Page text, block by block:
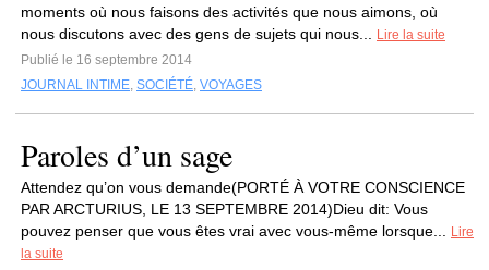
moments où nous faisons des activités que nous aimons, où
nous discutons avec des gens de sujets qui nous...
Lire la suite
Publié le 16 septembre 2014
JOURNAL INTIME, SOCIÉTÉ, VOYAGES
Paroles d’un sage
Attendez qu’on vous demande(PORTÉ À VOTRE CONSCIENCE
PAR ARCTURIUS, LE 13 SEPTEMBRE 2014)Dieu dit: Vous
pouvez penser que vous êtes vrai avec vous-même lorsque...
Lire
la suite